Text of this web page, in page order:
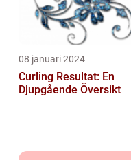
08 januari 2024
Curling Resultat: En
Djupgående Översikt